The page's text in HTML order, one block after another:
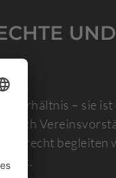
Verhältnis – sie
auch
begleiten